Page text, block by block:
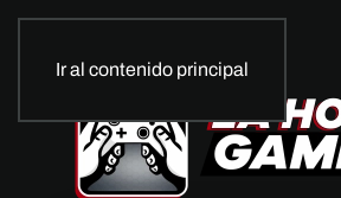
Ir al contenido principal